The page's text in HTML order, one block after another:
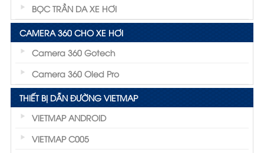
BỌC TRẦN DA XE HƠI
CAMERA 360 CHO XE HƠI
Camera 360 Gotech
Camera 360 Oled Pro
THIẾT BỊ DẪN ĐƯỜNG VIETMAP
VIETMAP ANDROID
VIETMAP C005